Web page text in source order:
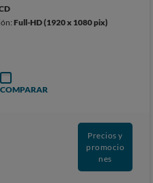
Full-HD (1920 x 1080 pix)
COMPARAR
Precios y
promocio
nes